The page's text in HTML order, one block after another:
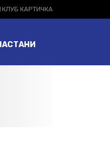
КЛУБ КАРТИЧКА